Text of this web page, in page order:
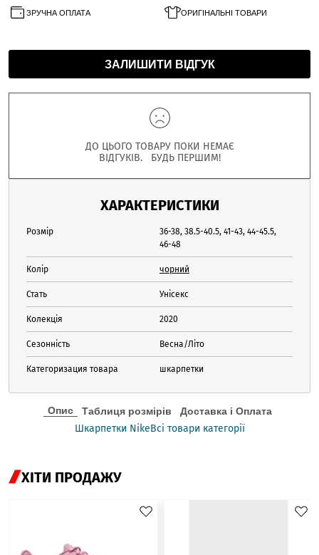
ЗРУЧНА ОПЛАТА ОРИГІНАЛЬНІ ТОВАРИ
ЗАЛИШИТИ ВІДГУК
ДО ЦЬОГО ТОВАРУ ПОКИ НЕМАЄ
ВІДГУКІВ. БУДЬ ПЕРШИМ!
ХАРАКТЕРИСТИКИ
Розмір
36-38, 38.5-40.5, 41-43, 44-45.5,
46-48
Колір чорний
Стать Унісекс
Колекція 2020
Сезонність Весна/Літо
Категоризация товара шкарпетки
Опис Таблиця розмірів Доставка і Оплата
Шкарпетки NikeВсі товари категорії
ХІТИ ПРОДАЖУ